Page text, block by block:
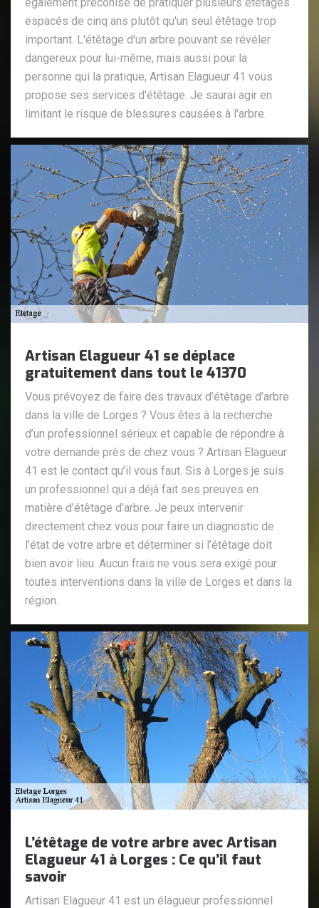
espacés de cinq ans plutôt qu'un seul étêtage trop
important. L'étêtage d'un arbre pouvant se révéler
dangereux pour lui-même, mais aussi pour la
personne qui la pratique, Artisan Elagueur 41 vous
propose ses services d’étêtage. Je saurai agir en
limitant le risque de blessures causées à l'arbre.
Artisan Elagueur 41 se déplace
gratuitement dans tout le 41370
Vous prévoyez de faire des travaux d’étêtage d’arbre
dans la ville de Lorges ? Vous êtes à la recherche
d’un professionnel sérieux et capable de répondre à
votre demande près de chez vous ? Artisan Elagueur
41 est le contact qu’il vous faut. Sis à Lorges je suis
un professionnel qui a déjà fait ses preuves en
matière d’étêtage d’arbre. Je peux intervenir
directement chez vous pour faire un diagnostic de
l’état de votre arbre et déterminer si l’étêtage doit
bien avoir lieu. Aucun frais ne vous sera exigé pour
toutes interventions dans la ville de Lorges et dans la
région.
L’étêtage de votre arbre avec Artisan
Elagueur 41 à Lorges : Ce qu’il faut
savoir
Artisan Elagueur 41 est un élagueur professionnel